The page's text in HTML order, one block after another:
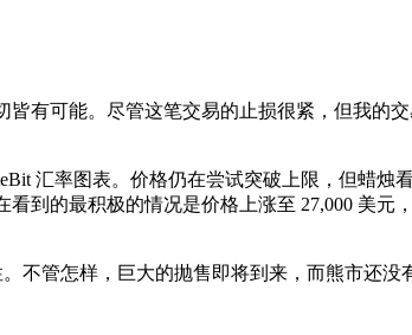
有可能。尽管这笔交易的止损很紧，但我的
汇率图表。价格仍在尝试突破上限，但蜡
到的最积极的情况是价格上涨至 27,000 美
不管怎样，巨大的抛售即将到来，而熊市还没